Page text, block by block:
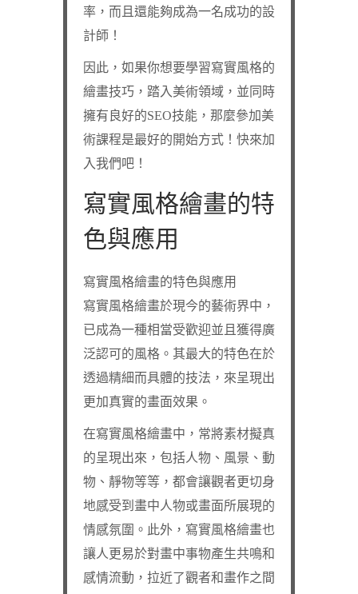
率，而且還能夠成為一名成功的設
計師！
因此，如果你想要學習寫實風格的
繪畫技巧，踏入美術領域，並同時
擁有良好的SEO技能，那麼參加美
術課程是最好的開始方式！快來加
入我們吧！
寫實風格繪畫的特
色與應用
寫實風格繪畫的特色與應用
寫實風格繪畫於現今的藝術界中，
已成為一種相當受歡迎並且獲得廣
泛認可的風格。其最大的特色在於
透過精細而具體的技法，來呈現出
更加真實的畫面效果。
在寫實風格繪畫中，常將素材擬真
的呈現出來，包括人物、風景、動
物、靜物等等，都會讓觀者更切身
地感受到畫中人物或畫面所展現的
情感氛圍。此外，寫實風格繪畫也
讓人更易於對畫中事物產生共鳴和
感情流動，拉近了觀者和畫作之間